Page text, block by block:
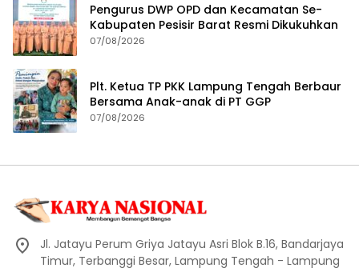
Pengurus DWP OPD dan Kecamatan Se-
Kabupaten Pesisir Barat Resmi Dikukuhkan
07/08/2026
Plt. Ketua TP PKK Lampung Tengah Berbaur
Bersama Anak-anak di PT GGP
07/08/2026
Jl. Jatayu Perum Griya Jatayu Asri Blok B.16, Bandarjaya
Timur, Terbanggi Besar, Lampung Tengah - Lampung